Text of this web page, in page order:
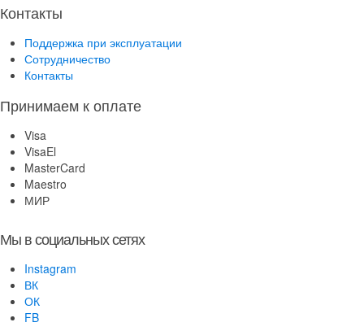
Контакты
Поддержка при эксплуатации
Сотрудничество
Контакты
Принимаем к оплате
Visa
VisaEl
MasterCard
Maestro
МИР
Мы в социальных сетях
Instagram
ВК
ОК
FB